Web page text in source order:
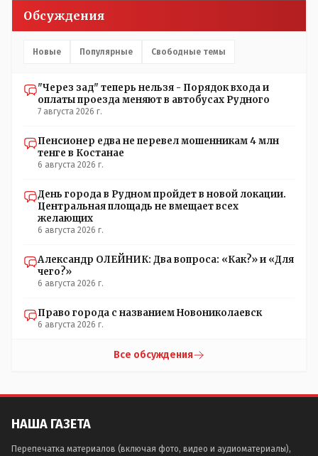
Кондуктор - помимо удобства - несомненно рабочие
места. Сколько людей можно трудоустроить? Но зачем,
контролировать , и (в редких случаях оплаты наличкой)
умудряемся похерить(
Обсуждения
Новые Популярные Свободные темы
"Через зад" теперь нельзя - Порядок входа и
оплаты проезда меняют в автобусах Рудного
7 августа 2026 г.
Пенсионер едва не перевел мошенникам 4 млн
тенге в Костанае
6 августа 2026 г.
День города в Рудном пройдет в новой локации.
Центральная площадь не вмещает всех
желающих
6 августа 2026 г.
Александр ОЛЕЙНИК: Два вопроса: «Как?» и «Для
чего?»
6 августа 2026 г.
Право города с названием Новониколаевск
6 августа 2026 г.
Все обсуждения
НАША ГАЗЕТА
Перепечатка материалов (включая фото, видео и аудиоматериалы),